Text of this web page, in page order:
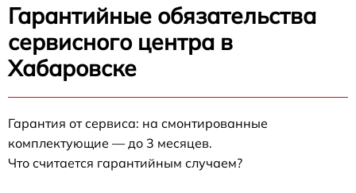
Гарантийные обязательства
сервисного центра в
Хабаровске
Гарантия от сервиса: на смонтированные
комплектующие — до 3 месяцев.
Что считается гарантийным случаем?